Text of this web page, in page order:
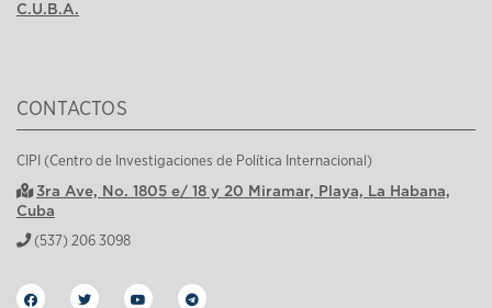
C.U.B.A.
CONTACTOS
CIPI (Centro de Investigaciones de Política Internacional)
3ra Ave, No. 1805 e/ 18 y 20 Miramar, Playa, La Habana,
Cuba
(537) 206 3098